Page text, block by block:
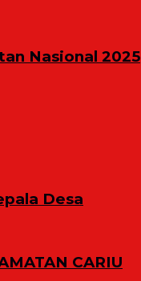
Nasional 2025
Desa
CARIU